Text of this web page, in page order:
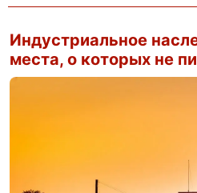
Индустриальное
места, о которых не